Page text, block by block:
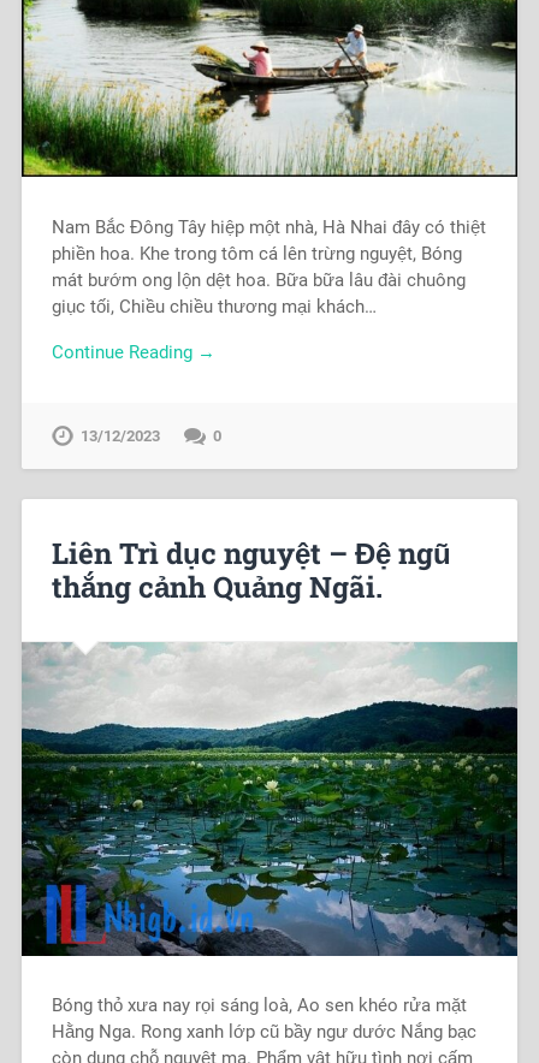
Nam Bắc Đông Tây hiệp một nhà, Hà Nhai đây có thiệt
phiền hoa. Khe trong tôm cá lên trừng nguyệt, Bóng
mát bướm ong lộn dệt hoa. Bữa bữa lâu đài chuông
giục tối, Chiều chiều thương mại khách…
Continue Reading →
13/12/2023 0
Liên Trì dục nguyệt – Đệ ngũ
thắng cảnh Quảng Ngãi.
Bóng thỏ xưa nay rọi sáng loà, Ao sen khéo rửa mặt
Hằng Nga. Rong xanh lớp cũ bầy ngư dước Nắng bạc